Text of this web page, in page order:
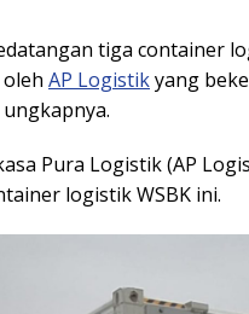
tiga container
AP Logistikyang
Pura Logistik (AP
logistik WSBK ini.